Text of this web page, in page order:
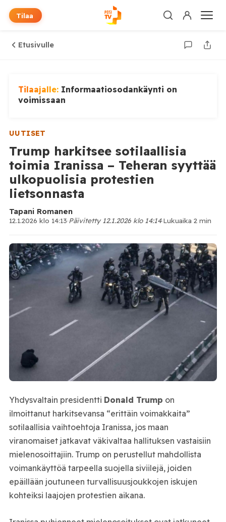
Tilaa
Etusivulle
Tilaajalle: Informaatiosodankäynti on
voimissaan
UUTISET
Trump harkitsee sotilaallisia
toimia Iranissa – Teheran syyttää
ulkopuolisia protestien
lietsonnasta
Tapani Romanen
12.1.2026 klo 14:13·Päivitetty 12.1.2026 klo 14:14·Lukuaika 2 min
Yhdysvaltain presidentti Donald Trump on
ilmoittanut harkitsevansa “erittäin voimakkaita”
sotilaallisia vaihtoehtoja Iranissa, jos maan
viranomaiset jatkavat väkivaltaa hallituksen vastaisiin
mielenosoittajiin. Trump on perustellut mahdollista
voimankäyttöä tarpeella suojella siviilejä, joiden
epäillään joutuneen turvallisuusjoukkojen iskujen
kohteiksi laajojen protestien aikana.